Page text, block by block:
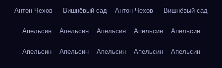
Антон Чехов — Вишнёвый сад Антон Чехов — Вишнёвый сад
Апельсин Апельсин Апельсин Апельсин Апельсин
Апельсин Апельсин Апельсин Апельсин Апельсин